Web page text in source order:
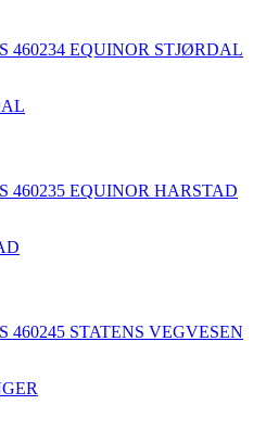
460234 EQUINOR STJØRDAL
460235 EQUINOR HARSTAD
460245 STATENS VEGVESEN